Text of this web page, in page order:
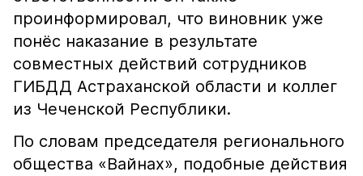
проинформировал, что виновник уже
понёс наказание в результате
совместных действий сотрудников
ГИБДД Астраханской области и коллег
из Чеченской Республики.
По словам председателя регионального
общества «Вайнах», подобные действия